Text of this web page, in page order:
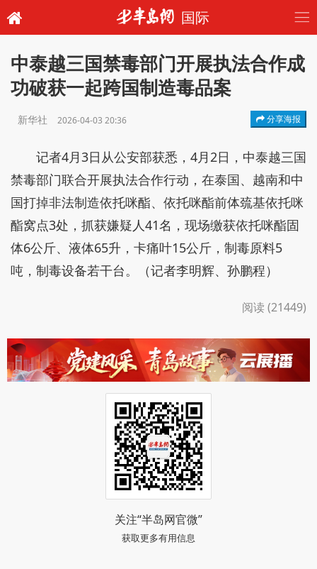
国际
中泰越三国禁毒部门开展执法合作成
功破获一起跨国制造毒品案
新华社 2026-04-03 20:36 分享海报
记者4月3日从公安部获悉，4月2日，中泰越三国
禁毒部门联合开展执法合作行动，在泰国、越南和中
国打掉非法制造依托咪酯、依托咪酯前体巯基依托咪
酯窝点3处，抓获嫌疑人41名，现场缴获依托咪酯固
体6公斤、液体65升，卡痛叶15公斤，制毒原料5
吨，制毒设备若干台。（记者李明辉、孙鹏程）
阅读 (21449)
关注“半岛网官微”
获取更多有用信息